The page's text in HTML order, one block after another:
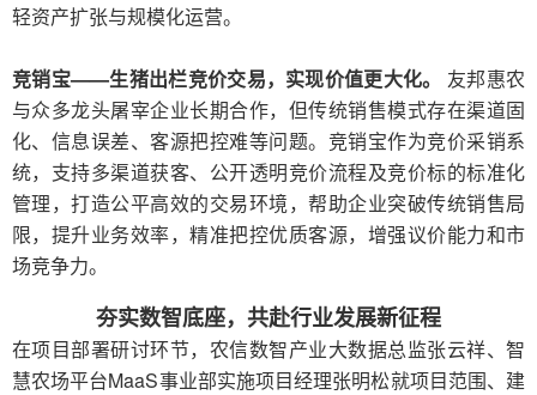
轻资产扩张与规模化运营。
竞销宝——生猪出栏竞价交易，实现价值更大化。 友邦惠农
与众多龙头屠宰企业长期合作，但传统销售模式存在渠道固
化、信息误差、客源把控难等问题。 竞销宝作为竞价采销系
统，支持多渠道获客、公开透明竞价流程及竞价标的标准化
管理，打造公平高效的交易环境，帮助企业突破传统销售局
限，提升业务效率，精准把控优质客源，增强议价能力和市
场竞争力。
夯实数智底座，共赴行业发展新征程
在项目部署研讨环节，农信数智产业大数据总监张云祥、智
慧农场平台MaaS事业部实施项目经理张明松就项目范围、建